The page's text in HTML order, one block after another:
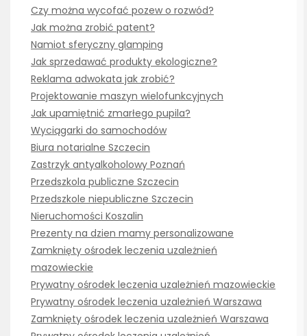
Czy można wycofać pozew o rozwód?
Jak można zrobić patent?
Namiot sferyczny glamping
Jak sprzedawać produkty ekologiczne?
Reklama adwokata jak zrobić?
Projektowanie maszyn wielofunkcyjnych
Jak upamiętnić zmarłego pupila?
Wyciągarki do samochodów
Biura notarialne Szczecin
Zastrzyk antyalkoholowy Poznań
Przedszkola publiczne Szczecin
Przedszkole niepubliczne Szczecin
Nieruchomości Koszalin
Prezenty na dzien mamy personalizowane
Zamknięty ośrodek leczenia uzależnień
mazowieckie
Prywatny ośrodek leczenia uzależnień mazowieckie
Prywatny ośrodek leczenia uzależnień Warszawa
Zamknięty ośrodek leczenia uzależnień Warszawa